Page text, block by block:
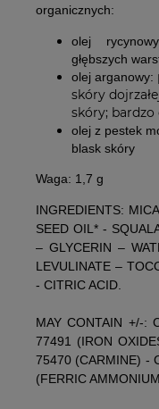
organicznych:
olej
głębszych
olej arganowy:
skóry
skóry; bardzo
olej z pestek
blask skóry
Waga: 1,7 g
INGREDIENTS:
SEED OIL* -
– GLYCERIN –
LEVULINATE –
- CITRIC ACID.
MAY CONTAIN +/-:
77491 (IRON
75470 (CARMINE) -
(FERRIC